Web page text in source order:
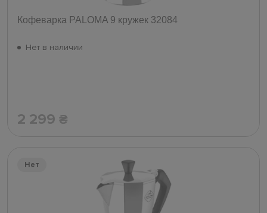
Кофеварка PALOMA 9 кружек 32084
Нет в наличии
2 299 ₴
Нет